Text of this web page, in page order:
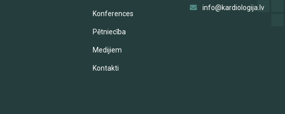
Konferences
Pētniecība
Medijiem
Kontakti
info@kardiologija.lv